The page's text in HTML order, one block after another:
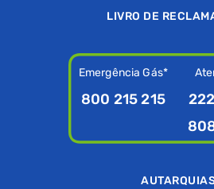
LIVRO DE
Emergência Gás*
800 215 215